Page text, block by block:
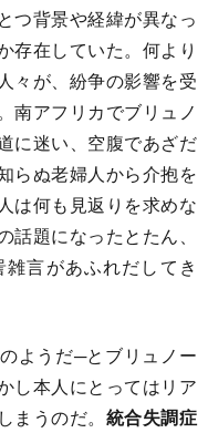
つ背景や経緯が異なっ
存在していた。何より
々が、紛争の影響を受
南アフリカでブリュノ
に迷い、空腹であざだ
らぬ老婦人から介抱を
は何も見返りを求めな
題になったとたん、
雑言があふれだしてき
ようだ─とブリュノー
し本人にとってはリア
うのだ。 統合失調症